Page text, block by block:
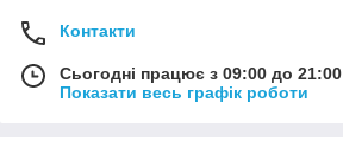
Контакти
Сьогодні працює з 09:00 до 21:00
Показати весь графік роботи